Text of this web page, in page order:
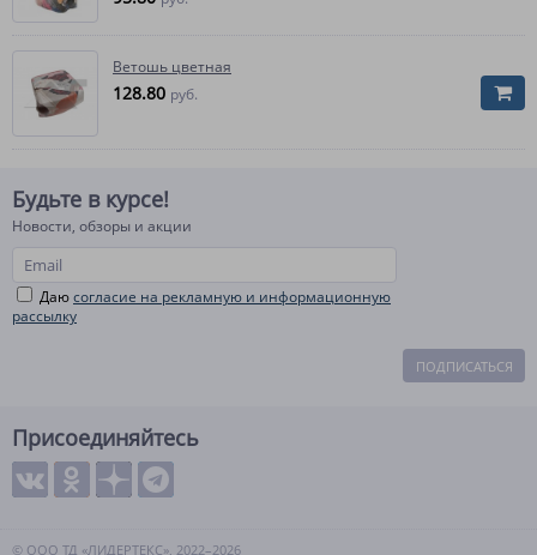
Ветошь цветная
128.80 руб.
Будьте в курсе!
Новости, обзоры и акции
Даюсогласие на рекламную и информационную
рассылку
ПОДПИСАТЬСЯ
Присоединяйтесь
© ООО ТД «ЛИДЕРТЕКС», 2022–2026